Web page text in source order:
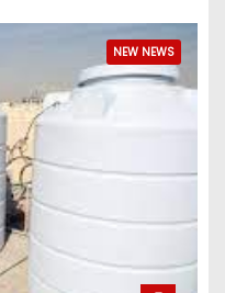
NEW NEWS